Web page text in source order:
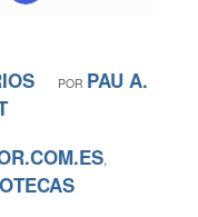
POR PAU A.
,